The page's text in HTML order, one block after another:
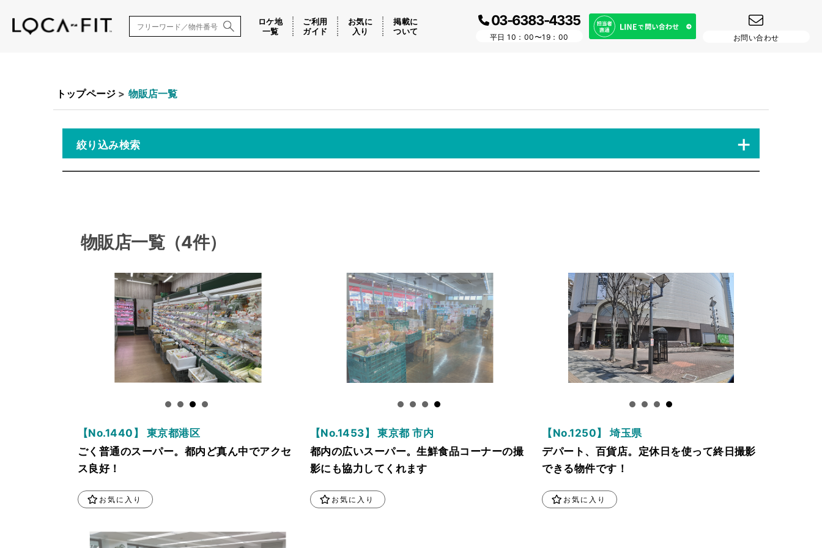
ロケ地
一覧
ご利用
ガイド
お気に
入り
掲載に
ついて
03-6383-4335
平日 10：00〜19：00 お問い合わせ
トップページ > 物販店一覧
絞り込み検索 +
物販店一覧（4件）
【No.1440】 東京都港区
ごく普通のスーパー。都内ど真ん中でアクセ
ス良好！
お気に入り
【No.1453】 東京都 市内
都内の広いスーパー。生鮮食品コーナーの撮
影にも協力してくれます
お気に入り
【No.1250】 埼玉県
デパート、百貨店。定休日を使って終日撮影
できる物件です！
お気に入り